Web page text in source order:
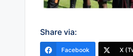
Share via:
Facebook X